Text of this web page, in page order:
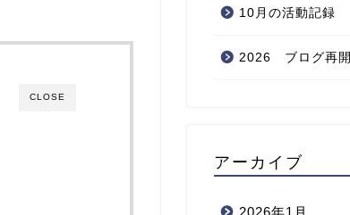
CLOSE
10月の活動記録
2026 ブログ再開
アーカイブ